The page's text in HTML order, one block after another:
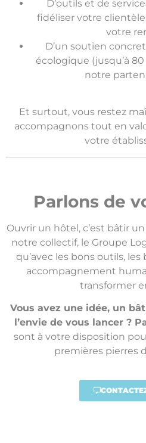
D’outils et de
fidéliservotre
votre
D’un soutien
écologique (jusqu’à
notre
Et surtout, vous restez
accompagnons tout en
votre
Parlons de
Ouvrir un hôtel, c’est bâtir
notre collectif, le Groupe
qu’avec les bons outils,
accompagnement
transformer
Vous avez une idée, un
l’envie de vous lancer ?
sont à votre disposition
premières pierres